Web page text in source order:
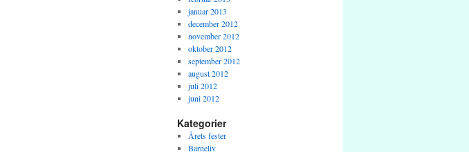
januar 2013
december 2012
november 2012
oktober 2012
september 2012
august 2012
juli 2012
juni 2012
Kategorier
Årets fester
Barneliv